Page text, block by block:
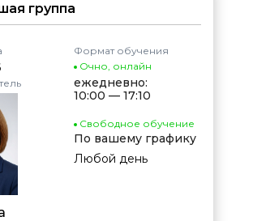
группа
Формат обучения
Очно, онлайн
ежедневно:
10:00 — 17:10
Свободное обучение
По вашему графику
Любой день